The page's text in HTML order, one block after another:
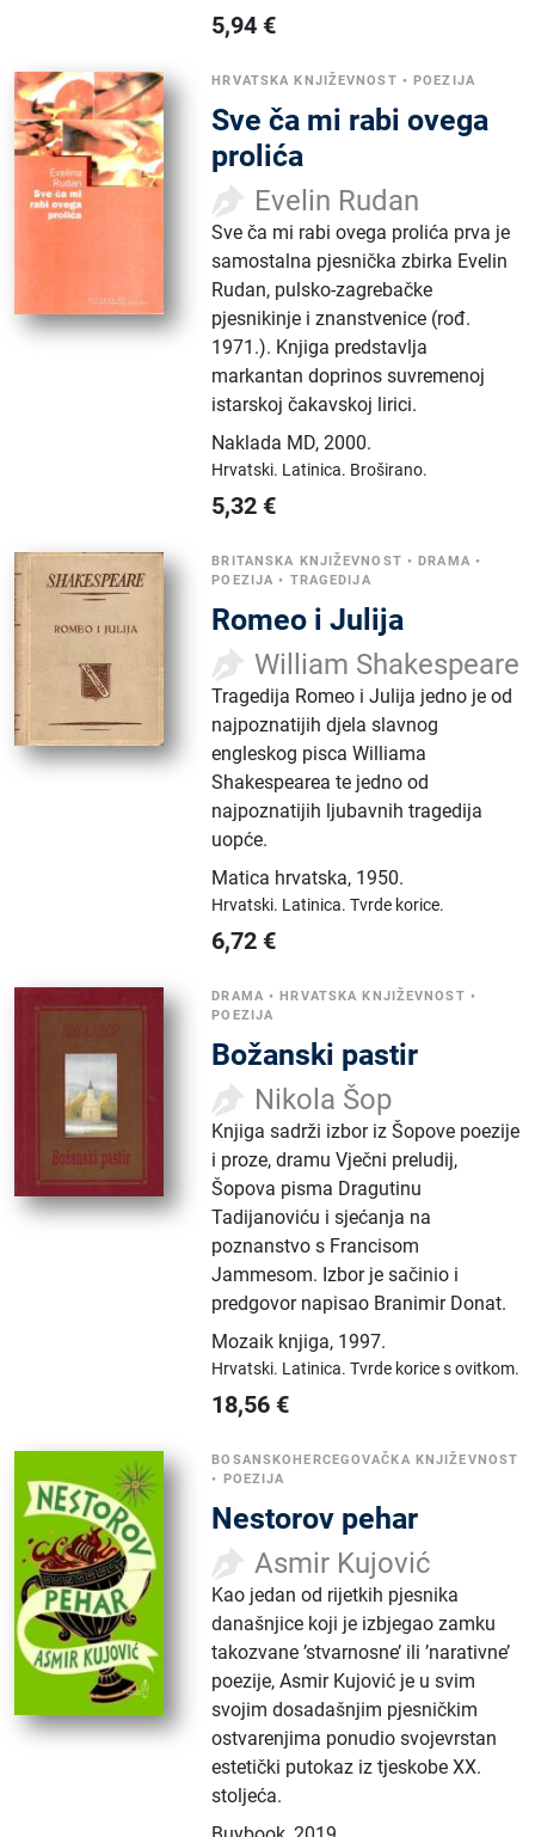
5,94 €
HRVATSKA KNJIŽEVNOST •POEZIJA
Sve ča mi rabi ovega
prolića
Evelin Rudan
Sve ča mi rabi ovega prolića prva je
samostalna pjesnička zbirka Evelin
Rudan, pulsko-zagrebačke
pjesnikinje i znanstvenice (rođ.
1971.). Knjiga predstavlja
markantan doprinos suvremenoj
istarskoj čakavskoj lirici.
Naklada MD,2000.
Hrvatski. Latinica. Broširano.
5,32 €
BRITANSKA KNJIŽEVNOST •DRAMA •
POEZIJA • TRAGEDIJA
Romeo i Julija
William Shakespeare
Tragedija Romeo i Julija jedno je od
najpoznatijih djela slavnog
engleskog pisca Williama
Shakespearea te jedno od
najpoznatijih ljubavnih tragedija
uopće.
Matica hrvatska, 1950.
Hrvatski. Latinica.Tvrde korice.
6,72 €
DRAMA •HRVATSKA KNJIŽEVNOST •
POEZIJA
Božanski pastir
Nikola Šop
Knjiga sadrži izbor iz Šopove poezije
i proze, dramu Vječni preludij,
Šopova pisma Dragutinu
Tadijanoviću i sjećanja na
poznanstvo s Francisom
Jammesom. Izbor je sačinio i
predgovor napisao Branimir Donat.
Mozaik knjiga, 1997.
Hrvatski. Latinica.Tvrde korice s ovitkom.
18,56 €
BOSANSKOHERCEGOVAČKA KNJIŽEVNOST
• POEZIJA
Nestorov pehar
Asmir Kujović
Kao jedan od rijetkih pjesnika
današnjice koji je izbjegao zamku
takozvane ’stvarnosne’ ili ’narativne’
poezije, Asmir Kujović je u svim
svojim dosadašnjim pjesničkim
ostvarenjima ponudio svojevrstan
estetički putokaz iz tjeskobe XX.
stoljeća.